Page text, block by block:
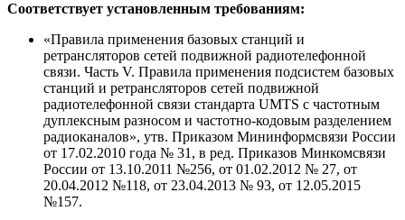
Соответствует установленным требованиям:
«Правила применения базовых станций и
ретрансляторов сетей подвижной радиотелефонной
связи. Часть V. Правила применения подсистем базовых
станций и ретрансляторов сетей подвижной
радиотелефонной связи стандарта UMTS с частотным
дуплексным разносом и частотно-кодовым разделением
радиоканалов», утв. Приказом Мининформсвязи России
от 17.02.2010 года № 31, в ред. Приказов Минкомсвязи
России от 13.10.2011 №256, от 01.02.2012 № 27, от
20.04.2012 №118, от 23.04.2013 № 93, от 12.05.2015
№157.